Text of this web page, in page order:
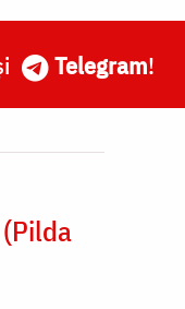
Telegram!